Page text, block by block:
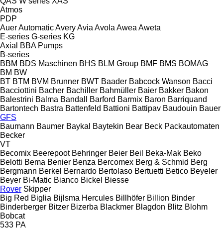
Atmos
PDP
AuerAutomaticAveryAvia Avola Awea Aweta
E-series G-series KG
Axial
BBA Pumps
B-series
BBM BDS Maschinen BHS BLM Group BMF BMS BOMAG
BM BW
BT BTM BVM Brunner BWT Baader Babcock Wanson Bacci
Bacciottini Bacher Bachiller Bahmüller Baier Bakker Bakon
Balestrini Balma Bandall Barford Barmix Baron Barriquand
Bartontech Bastra Battenfeld Battioni Battipav Baudouin Bauer
GFS
Baumann Baumer Baykal Baytekin Bear Beck Packautomaten
Becker
VT
Becomix Beerepoot Behringer Beier Beil Beka-Mak Beko
Belotti Bema Benier Benza Bercomex Berg & Schmid Berg
Bergmann Berkel Bernardo Bertolaso Bertuetti Betico Beyeler
Beyer Bi-Matic Bianco Bickel Biesse
Rover Skipper
Big Red Biglia Bijlsma Hercules Billhöfer Billion Binder
Binderberger Bitzer Bizerba Blackmer Blagdon Blitz Blohm
Bobcat
533 PA